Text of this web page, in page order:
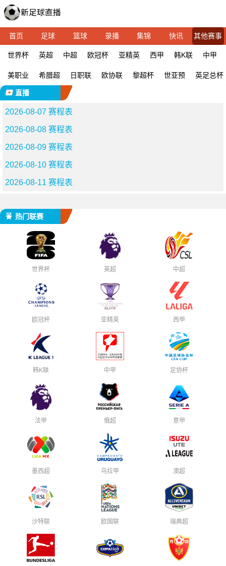
首页 足球 篮球 录播 集锦 快讯 其他赛事
世界杯 英超 中超 欧冠杯 亚精英 西甲 韩K联 中甲
美职业 希腊超 日职联 欧协联 黎超杯 世亚预 英足总杯
直播
2026-08-07 赛程表
2026-08-08 赛程表
2026-08-09 赛程表
2026-08-10 赛程表
2026-08-11 赛程表
热门联赛
世界杯 英超 中超
欧冠杯 亚精英 西甲
韩K联 中甲 足协杯
法甲 俄超 意甲
墨西超 乌拉甲 澳超
沙特联 欧国联 瑞典超